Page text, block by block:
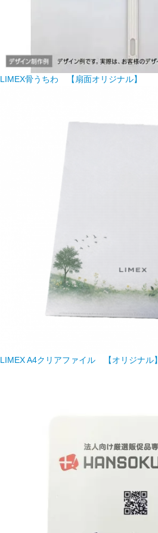
LIMEX骨うちわ 【扇面オリジナル】
LIMEX A4クリアファイル 【オリジナル】